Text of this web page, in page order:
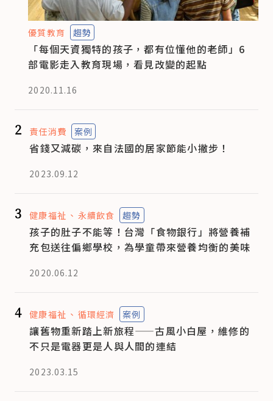
優質教育 趨勢
「每個天資獨特的孩子，都有位懂他的老師」6
部電影走入教育現場，看見改變的起點
2020.11.16
2 責任消費 案例
省錢又減碳，來自法國的居家節能小撇步！
2023.09.12
3 健康福祉 永續飲食 趨勢
孩子的肚子不能等！台灣「食物銀行」將營養補
充包送往偏鄉學校，為學童帶來營養均衡的美味
2020.06.12
4 健康福祉 循環經濟 案例
讓舊物重新踏上新旅程——古風小白屋，維修的
不只是電器更是人與人間的連結
2023.03.15